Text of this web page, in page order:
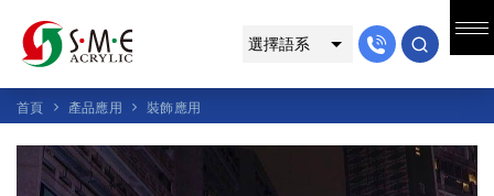
首頁 產品應用 裝飾應用